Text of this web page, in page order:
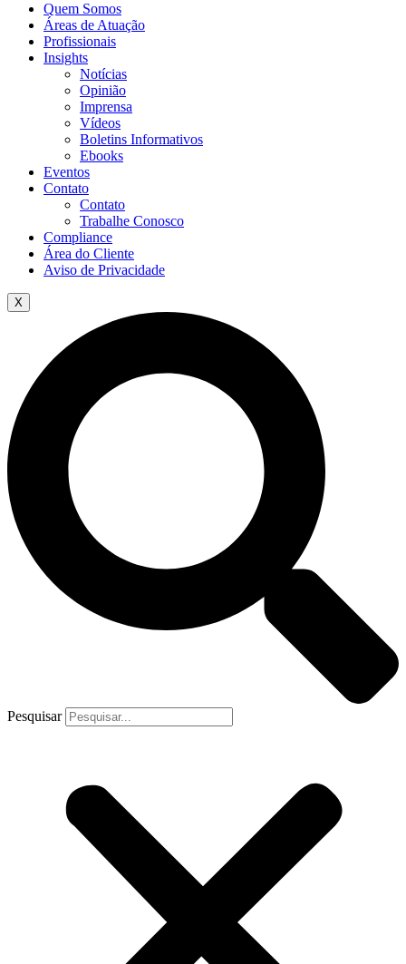
Quem Somos
Áreas de Atuação
Profissionais
Insights
Notícias
Opinião
Imprensa
Vídeos
Boletins Informativos
Ebooks
Eventos
Contato
Contato
Trabalhe Conosco
Compliance
Área do Cliente
Aviso de Privacidade
X
Pesquisar